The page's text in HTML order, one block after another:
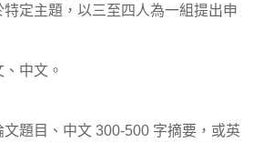
定主題，以三至四人為一組提出申
中文。
題目、中文 300-500 字摘要，或英